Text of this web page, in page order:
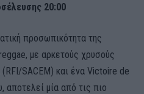
20:00
προσωπικότητα της
με αρκετούς χρυσούς
SACEM) και ένα Victoire de
αποτελεί μία από τις πιο